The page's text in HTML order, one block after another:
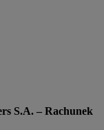
S.A. – Rachunek